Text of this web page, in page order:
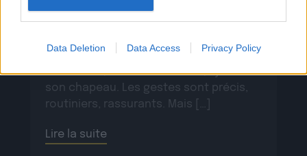
Data Deletion Data Access Privacy Policy
Georgio, Ascendant Vierge…), le clip met
le suit dans son rituel. Il s’habille, enfile
ses bottes, scelle son cheval, ajuste
son chapeau. Les gestes sont précis,
routiniers, rassurants. Mais […]
Lire la suite